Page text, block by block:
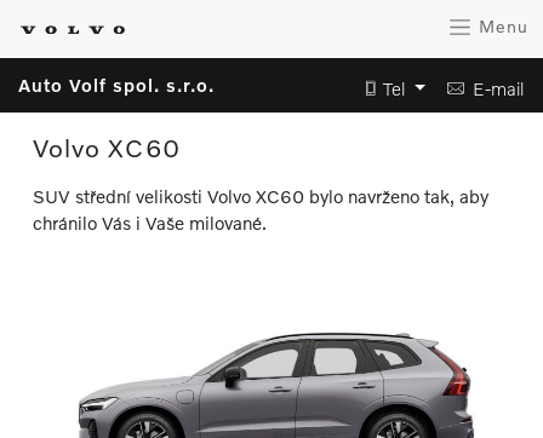
Menu
Auto Volf spol. s.r.o. Tel E-mail
Volvo XC60
SUV střední velikosti Volvo XC60 bylo navrženo tak, aby
chránilo Vás i Vaše milované.